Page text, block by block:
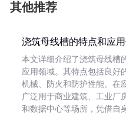
其他推荐
浇筑母线槽的特点和应
本文详细介绍了浇筑母线槽
应用领域。其特点包括良好
机械、防火和防护性能。在
广泛用于商业建筑、工业厂
和数据中心等场所，凭借自